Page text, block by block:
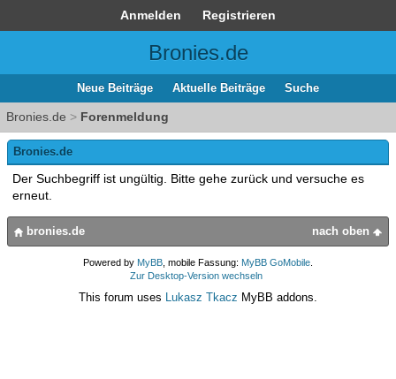
Anmelden Registrieren
Bronies.de
Neue Beiträge Aktuelle Beiträge Suche
Bronies.de > Forenmeldung
Bronies.de
Der Suchbegriff ist ungültig. Bitte gehe zurück und versuche es
erneut.
nach oben
bronies.de
Powered by MyBB , mobile Fassung: MyBB GoMobile
Zur Desktop-Version wechseln
This forum uses Lukasz Tkacz MyBB addons.